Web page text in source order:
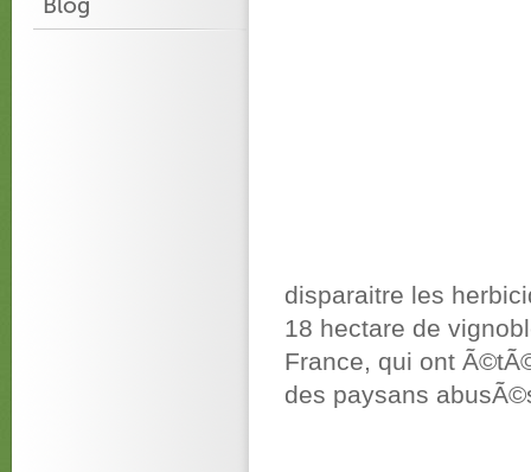
disparaitre les
18 hectare de
France, qui ont
des paysans